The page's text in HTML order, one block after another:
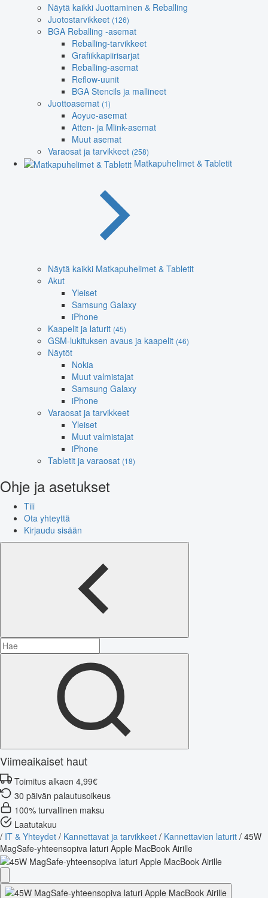
Näytä kaikki Juottaminen & Reballing
Juotostarvikkeet (126)
BGA Reballing -asemat
Reballing-tarvikkeet
Grafiikkapiirisarjat
Reballing-asemat
Reflow-uunit
BGA Stencils ja mallineet
Juottoasemat (1)
Aoyue-asemat
Atten- ja Mlink-asemat
Muut asemat
Varaosat ja tarvikkeet (258)
Matkapuhelimet & Tabletit
Näytä kaikki Matkapuhelimet & Tabletit
Akut
Yleiset
Samsung Galaxy
iPhone
Kaapelit ja laturit (45)
GSM-lukituksen avaus ja kaapelit (46)
Näytöt
Nokia
Muut valmistajat
Samsung Galaxy
iPhone
Varaosat ja tarvikkeet
Yleiset
Muut valmistajat
iPhone
Tabletit ja varaosat (18)
Ohje ja asetukset
Tili
Ota yhteyttä
Kirjaudu sisään
Viimeaikaiset haut
Toimitus alkaen 4,99€
30 päivän palautusoikeus
100% turvallinen maksu
Laatutakuu
/ IT & Yhteydet / Kannettavat ja tarvikkeet / Kannettavien laturit / 45W
MagSafe-yhteensopiva laturi Apple MacBook Airille